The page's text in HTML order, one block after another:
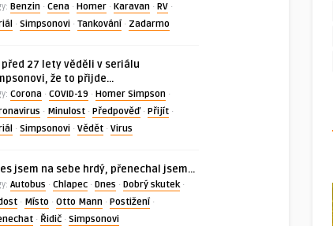
Benzin· Cena· Homer· Karavan· RV·
· Simpsonovi· Tankování· Zadarmo
před 27 lety věděli v seriálu
že to přijde…
Corona· COVID-19 · Homer Simpson·
· Minulost· Předpověď· Přijít·
· Simpsonovi· Vědět· Virus
jsem na sebe hrdý, přenechal jsem…
Autobus · Chlapec· Dnes · Dobrý skutek·
· Místo· Otto Mann· Postižení·
· Řidič· Simpsonovi